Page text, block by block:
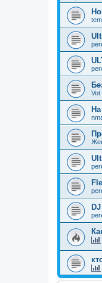
Vot